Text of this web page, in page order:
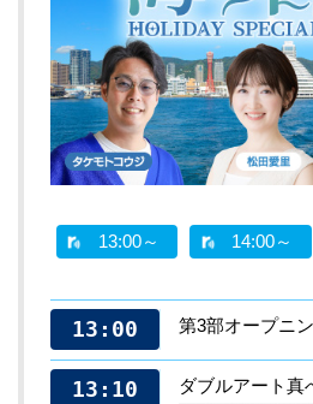
13:00～ 14:00～
13:00 第3部オープニ
13:10 ダブルアート真